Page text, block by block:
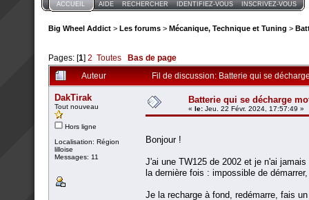
ACCUEIL AIDE RECHERCHER IDENTIFIEZ-VOUS INSCRIVEZ-VOUS
Big Wheel Addict > Les forums > Mécanique, Technique et Tuning >
Pages: [1] 2 Toutes
Bas de page
Auteur
Fil de discussion: Batterie qui se
DakTirak
Tout nouveau
Hors ligne
Localisation: Région
lilloise
Messages: 11
Batterie qui se décharge
« le: Jeu. 22 Févr. 2024, 17:57:49 »
Bonjour !
J'ai une TW125 de 2002 et je n'ai
la dernière fois : impossible de
Je la recharge à fond, redémarre, fais